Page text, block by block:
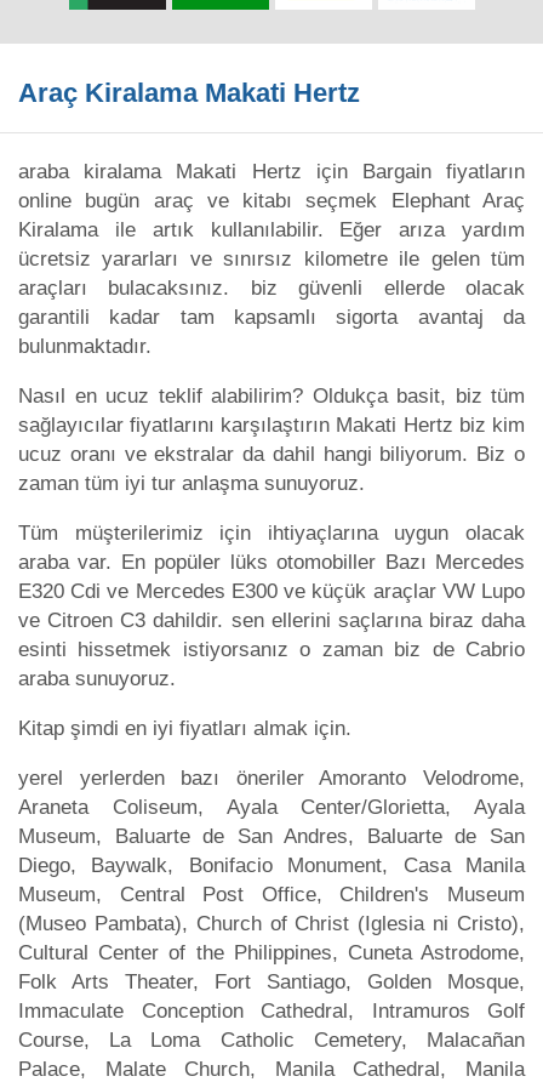
Araç Kiralama Makati Hertz
araba kiralama Makati Hertz için Bargain fiyatların
online bugün araç ve kitabı seçmek Elephant Araç
Kiralama ile artık kullanılabilir. Eğer arıza yardım
ücretsiz yararları ve sınırsız kilometre ile gelen tüm
araçları bulacaksınız. biz güvenli ellerde olacak
garantili kadar tam kapsamlı sigorta avantaj da
bulunmaktadır.
Nasıl en ucuz teklif alabilirim? Oldukça basit, biz tüm
sağlayıcılar fiyatlarını karşılaştırın Makati Hertz biz kim
ucuz oranı ve ekstralar da dahil hangi biliyorum. Biz o
zaman tüm iyi tur anlaşma sunuyoruz.
Tüm müşterilerimiz için ihtiyaçlarına uygun olacak
araba var. En popüler lüks otomobiller Bazı Mercedes
E320 Cdi ve Mercedes E300 ve küçük araçlar VW Lupo
ve Citroen C3 dahildir. sen ellerini saçlarına biraz daha
esinti hissetmek istiyorsanız o zaman biz de Cabrio
araba sunuyoruz.
Kitap şimdi en iyi fiyatları almak için.
yerel yerlerden bazı öneriler Amoranto Velodrome,
Araneta Coliseum, Ayala Center/Glorietta, Ayala
Museum, Baluarte de San Andres, Baluarte de San
Diego, Baywalk, Bonifacio Monument, Casa Manila
Museum, Central Post Office, Children's Museum
(Museo Pambata), Church of Christ (Iglesia ni Cristo),
Cultural Center of the Philippines, Cuneta Astrodome,
Folk Arts Theater, Fort Santiago, Golden Mosque,
Immaculate Conception Cathedral, Intramuros Golf
Course, La Loma Catholic Cemetery, Malacañan
Palace, Malate Church, Manila Cathedral, Manila